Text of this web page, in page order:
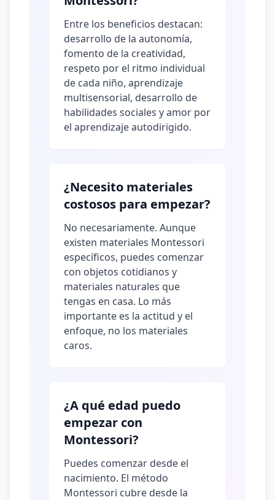
Entre los beneficios destacan:
desarrollo de la autonomía,
fomento de la creatividad,
respeto por el ritmo individual
de cada niño, aprendizaje
multisensorial, desarrollo de
habilidades sociales y amor por
el aprendizaje autodirigido.
¿Necesito materiales
costosos para empezar?
No necesariamente. Aunque
existen materiales Montessori
específicos, puedes comenzar
con objetos cotidianos y
materiales naturales que
tengas en casa. Lo más
importante es la actitud y el
enfoque, no los materiales
caros.
¿A qué edad puedo
empezar con
Montessori?
Puedes comenzar desde el
nacimiento. El método
Montessori cubre desde la